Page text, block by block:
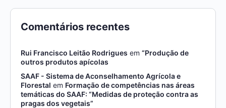
Comentários recentes
Rui Francisco Leitão Rodrigues em “Produção de
outros produtos apícolas
SAAF - Sistema de Aconselhamento Agrícola e
Florestal em Formação de competências nas áreas
temáticas do SAAF: “Medidas de proteção contra as
pragas dos vegetais”